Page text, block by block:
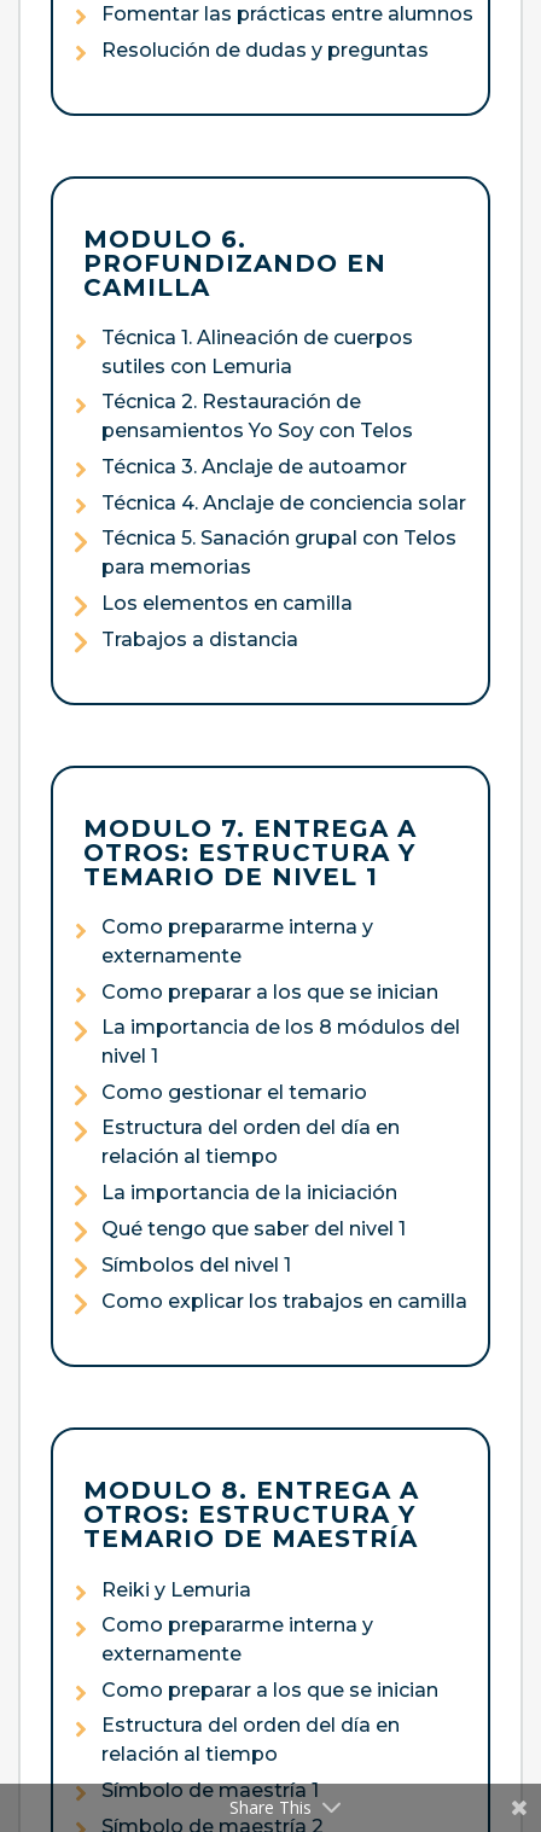
Fomentar las prácticas entre alumnos
Resolución de dudas y preguntas
MODULO 6.
PROFUNDIZANDO EN
CAMILLA
Técnica 1. Alineación de cuerpos
sutiles con Lemuria
Técnica 2. Restauración de
pensamientos Yo Soy con Telos
Técnica 3. Anclaje de autoamor
Técnica 4. Anclaje de conciencia solar
Técnica 5. Sanación grupal con Telos
para memorias
Los elementos en camilla
Trabajos a distancia
MODULO 7. ENTREGA A
OTROS: ESTRUCTURA Y
TEMARIO DE NIVEL 1
Como prepararme interna y
externamente
Como preparar a los que se inician
La importancia de los 8 módulos del
nivel 1
Como gestionar el temario
Estructura del orden del día en
relación al tiempo
La importancia de la iniciación
Qué tengo que saber del nivel 1
Símbolos del nivel 1
Como explicar los trabajos en camilla
MODULO 8. ENTREGA A
OTROS: ESTRUCTURA Y
TEMARIO DE MAESTRÍA
Reiki y Lemuria
Como prepararme interna y
externamente
Como preparar a los que se inician
Estructura del orden del día en
relación al tiempo
Símbolo de maestría 1
Símbolo de maestría 2
Share This